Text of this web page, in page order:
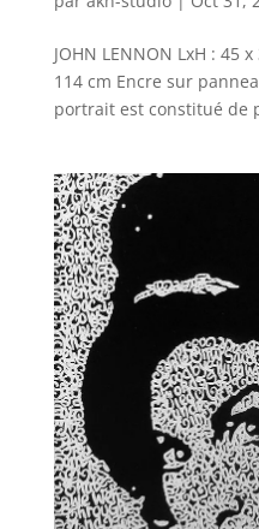
JOHN LENNON LxH : 45
114 cm Encre sur
portrait est constitué de